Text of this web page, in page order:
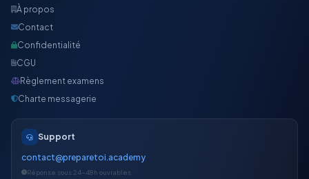
À propos
Contact
Confidentialité
CGU
Règlement examens
Charte messagerie
Support
contact@preparetoi.academy
Réponse sous 24-48h ouvrables